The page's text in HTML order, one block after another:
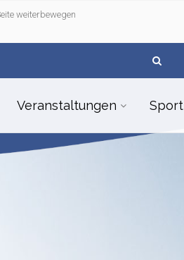
weiterbewegen
Veranstaltungen Sport